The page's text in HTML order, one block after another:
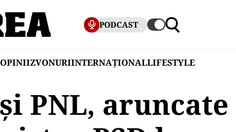
PODCAST
OPINIIZVONURIINTERNAȚIONALLIFESTYLE
PNL, aruncate